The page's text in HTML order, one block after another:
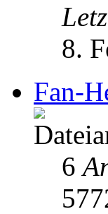
8.
Fan-
6